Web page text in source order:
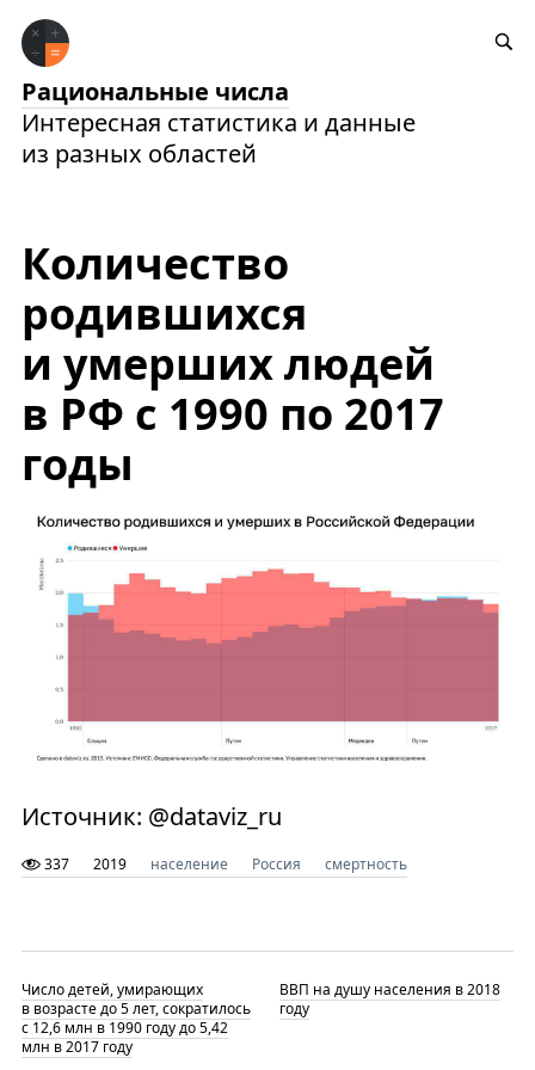
Рациональные числа
Интересная статистика и данные
из разных областей
Количество
родившихся
и умерших людей
в РФ с 1990 по 2017
годы
Источник: @dataviz_ru
337 2019 население Россия смертность
Число детей, умирающих
в возрасте до 5 лет, сократилось
с 12,6 млн в 1990 году до 5,42
млн в 2017 году
ВВП на душу населения в 2018
году